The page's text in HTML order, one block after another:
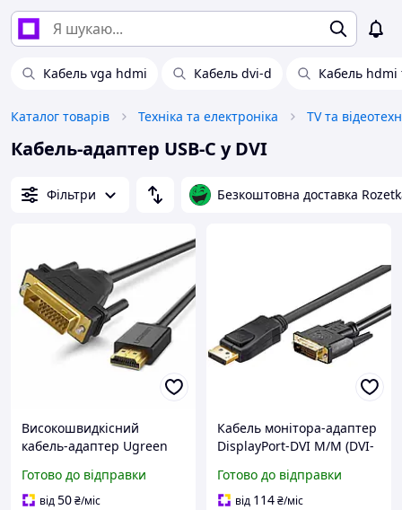
Кабель vga hdmi Кабель dvi-d Кабель
Каталог товарів Техніка та електроніка TV та
Кабель-адаптер USB-C у DVI
Фільтри Безкоштовна доставка
Високошвидкісний
кабель-адаптер Ugreen
двоспрямований Black
(HD106)
Готово до відправки
від50₴/міс
Кабель монітора-адаптер
DisplayPort-DVI M/M (DVI-
(75.05.1960) v1.2 4K@30Hz
24+1 Gold Cu
Готово до відправки
від 114₴/міс